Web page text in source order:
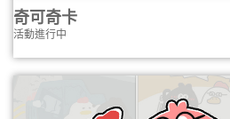
奇可奇卡
活動進行中